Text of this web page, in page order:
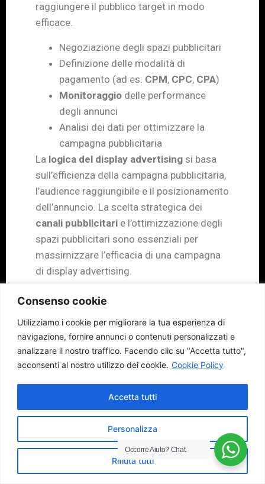
Consenso cookie
Utilizziamo i cookie per migliorare la tua esperienza di
navigazione, fornire annunci o contenuti personalizzati e
analizzare il nostro traffico. Facendo clic su "Accetta tutto",
acconsenti al nostro utilizzo dei cookie. Cookie Policy
Personalizza
Rifiuta tutti
Accetta tutti
raggiungere il pubblico target in modo
efficace.
Negoziazione degli spazi pubblicitari
Definizione delle modalità di
pagamento (ad es. CPM, CPC, CPA)
Monitoraggio delle performance
degli annunci
Analisi dei dati per ottimizzare la
campagna pubblicitaria
La logica del display advertising si basa
sull’efficienza della campagna pubblicitaria,
l’audience raggiungibile e il posizionamento
dell’annuncio. La scelta strategica dei
canali pubblicitari e l’ottimizzazione degli
spazi pubblicitari sono essenziali per
massimizzare l’efficacia di una campagna
di display advertising.
L’acquisto degli
annunci di display
advertising
Gli annunci di display advertising possono
metodologie, come il costo per mille
(CPM), il costo per click (CPC), il costo per
) e il costo per azione (
Queste modalità di acquisto permettono di
Occorre Aiuto?Chat.